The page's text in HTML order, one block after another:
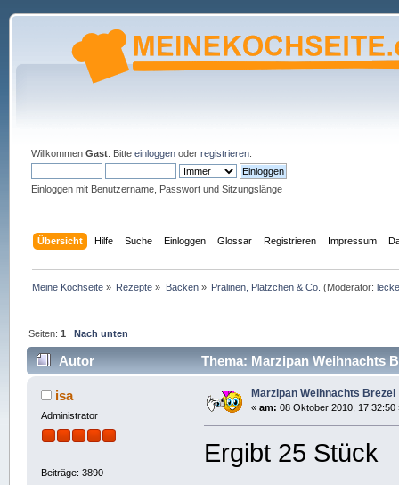
Willkommen Gast. Bitte einloggenoder registrieren.
Einloggen mit Benutzername, Passwort und Sitzungslänge
Übersicht Hilfe Suche Einloggen Glossar Registrieren Impressum
Meine Kochseite » Rezepte » Backen» Pralinen, Plätzchen & Co. (Moderator:
Seiten:1 Nach unten
Autor Thema: Marzipan Weihnachts
isa
Administrator
Beiträge: 3890
Marzipan Weihnachts Brezel
« am: 08 Oktober 2010, 17:32:50
Ergibt 25 Stück